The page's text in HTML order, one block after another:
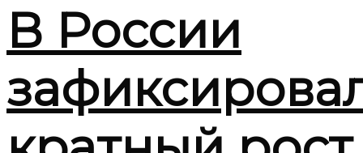
В России